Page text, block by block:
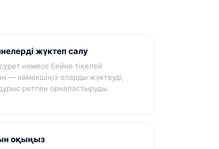
жүктеп салу
немесе бейне тікелей
— көмекшіңіз оларды жүктеуді,
ретпен орналастыруды
оқыңыз